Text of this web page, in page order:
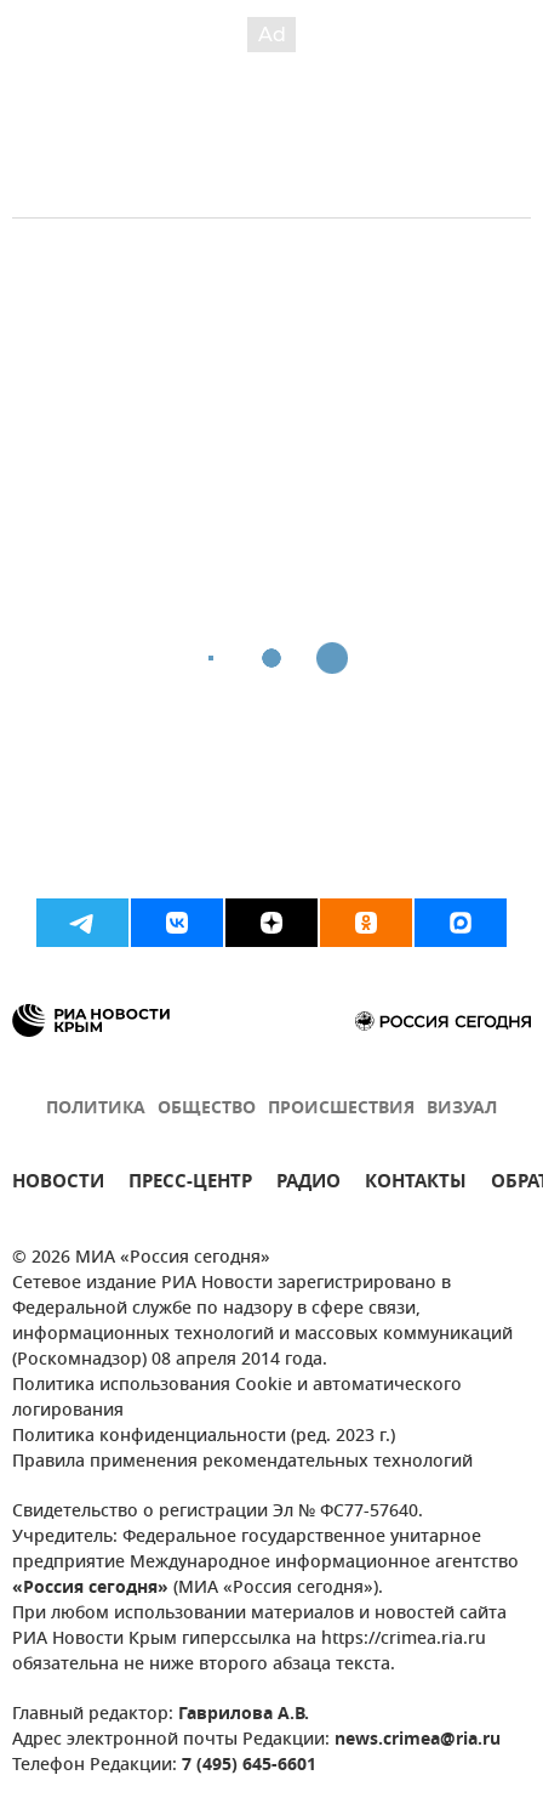
ПОЛИТИКА ОБЩЕСТВО ПРОИСШЕСТВИЯ ВИЗУАЛ
НОВОСТИ ПРЕСС-ЦЕНТР РАДИО КОНТАКТЫ
© 2026 МИА «Россия сегодня»
Сетевое издание РИА Новости зарегистрировано в
Федеральной службе по надзору в сфере связи,
информационных технологий и массовых коммуникаций
(Роскомнадзор) 08 апреля 2014 года.
Политика использования Cookie и автоматического
логирования
Политика конфиденциальности (ред. 2023 г.)
Правила применения рекомендательных технологий
Свидетельство о регистрации Эл № ФС77-57640.
Учредитель: Федеральное государственное унитарное
предприятие Международное информационное агентство
«Россия сегодня» (МИА «Россия сегодня»).
При любом использовании материалов и новостей сайта
РИА Новости Крым гиперссылка на https://crimea.ria.ru
обязательна не ниже второго абзаца текста.
Главный редактор: Гаврилова А.В.
Адрес электронной почты Редакции: news.crimea@ria.ru
Телефон Редакции: 7 (495) 645-6601